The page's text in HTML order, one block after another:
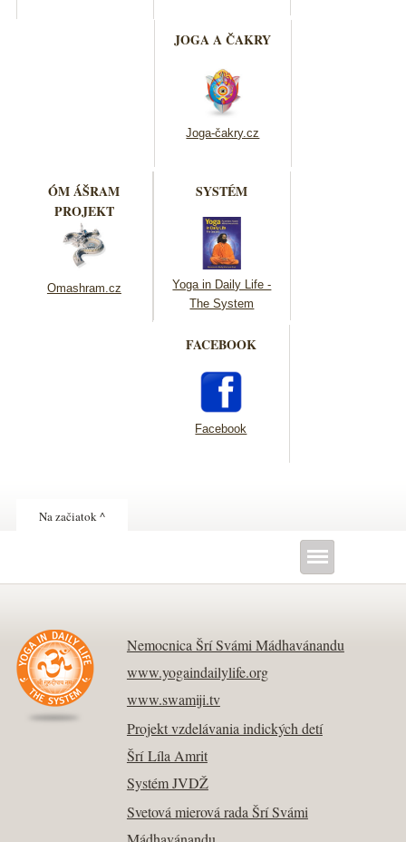
JOGA A ČAKRY
Joga-čakry.cz
ÓM ÁŠRAM
PROJEKT
Omashram.cz
SYSTÉM
Yoga in Daily Life -
The System
FACEBOOK
Facebook
Na začiatok ^
Nemocnica Šrí Svámi Mádhavánandu
www.yogaindailylife.org
www.swamiji.tv
Projekt vzdelávania indických detí
Šrí Líla Amrit
Systém JVDŽ
Svetová mierová rada Šrí Svámi